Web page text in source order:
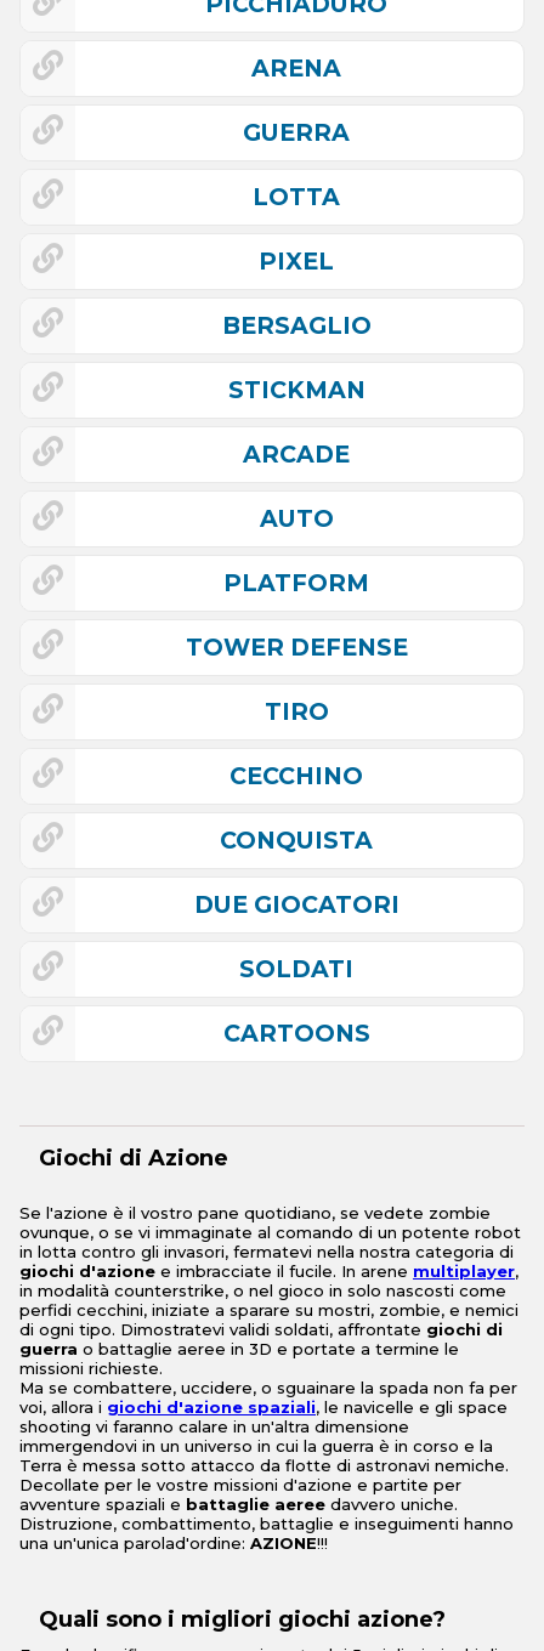
ARENA
GUERRA
LOTTA
PIXEL
BERSAGLIO
STICKMAN
ARCADE
AUTO
PLATFORM
TOWER DEFENSE
TIRO
CECCHINO
CONQUISTA
DUE GIOCATORI
SOLDATI
CARTOONS
Giochi di Azione
Se l'azione è il vostro pane quotidiano, se vedete zombie
ovunque, o se vi immaginate al comando di un potente robot
in lotta contro gli invasori, fermatevi nella nostra categoria di
giochi d'azione e imbracciate il fucile. In arene multiplayer,
in modalità counterstrike, o nel gioco in solo nascosti come
perfidi cecchini, iniziate a sparare su mostri, zombie, e nemici
di ogni tipo. Dimostratevi validi soldati, affrontate giochi di
guerra o battaglie aeree in 3D e portate a termine le
missioni richieste.
Ma se combattere, uccidere, o sguainare la spada non fa per
voi, allora i giochi d'azione spaziali, le navicelle e gli space
shooting vi faranno calare in un'altra dimensione
immergendovi in un universo in cui la guerra è in corso e la
Terra è messa sotto attacco da flotte di astronavi nemiche.
Decollate per le vostre missioni d'azione e partite per
avventure spaziali e battaglie aeree davvero uniche.
Distruzione, combattimento, battaglie e inseguimenti hanno
una un'unica parolad'ordine: AZIONE!!!
Quali sono i migliori giochi azione?